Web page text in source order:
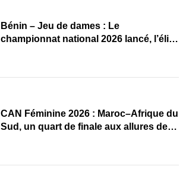
Bénin – Jeu de dames : Le
championnat national 2026 lancé, l’élite
CAN Féminine 2026 : Maroc–Afrique du
Sud, un quart de finale aux allures de